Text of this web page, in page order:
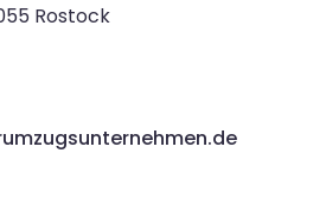
Rostock